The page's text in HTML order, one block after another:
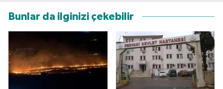
Bunlar da ilginizi çekebilir